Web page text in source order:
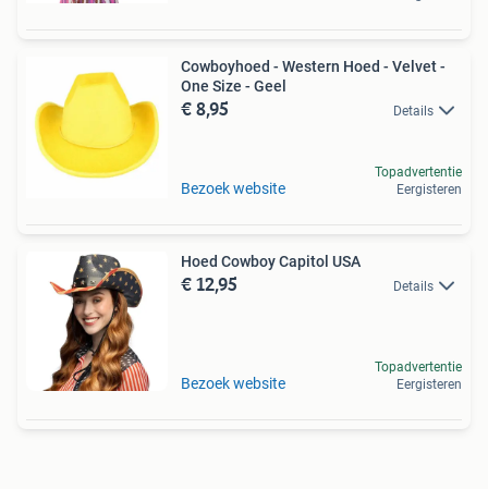
Cowboyhoed - Western Hoed - Velvet -
One Size - Geel
€ 8,95 Details
Bezoek website
Topadvertentie
Eergisteren
Hoed Cowboy Capitol USA
€ 12,95 Details
Bezoek website
Topadvertentie
Eergisteren